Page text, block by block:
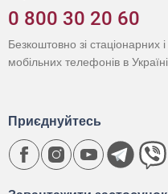
0 800 30 20 60
Безкоштовно зі стаціонарних і
мобільних телефонів в Україні
Приєднуйтесь